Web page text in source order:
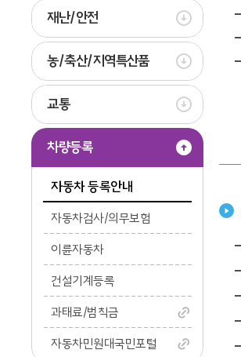
재난/안전
농/축산/지역특산품
교통
차량등록
자동차 등록안내
자동차검사/의무보험
이륜자동차
건설기계등록
과태료/범칙금
자동차민원대국민포털